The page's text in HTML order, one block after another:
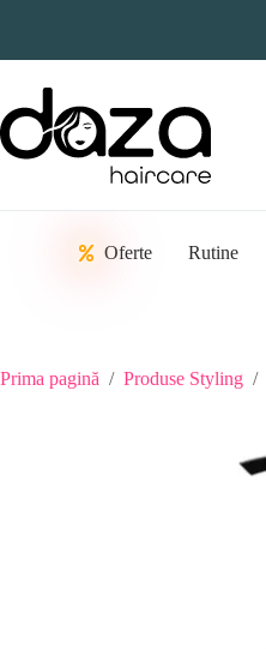
Oferte Rutine
Prima pagină / Produse Styling /